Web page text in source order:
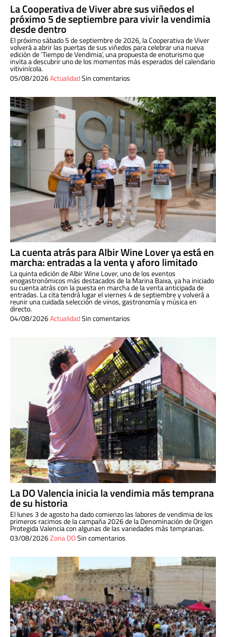
La Cooperativa de Viver abre sus viñedos el
próximo 5 de septiembre para vivir la vendimia
desde dentro
El próximo sábado 5 de septiembre de 2026, la Cooperativa de Viver
volverá a abrir las puertas de sus viñedos para celebrar una nueva
edición de ‘Tiempo de Vendimia’, una propuesta de enoturismo que
invita a descubrir uno de los momentos más esperados del calendario
vitivinícola.
05/08/2026ActualidadSin comentarios
La cuenta atrás para Albir Wine Lover ya está en
marcha: entradas a la venta y aforo limitado
La quinta edición de Albir Wine Lover, uno de los eventos
enogastronómicos más destacados de la Marina Baixa, ya ha iniciado
su cuenta atrás con la puesta en marcha de la venta anticipada de
entradas. La cita tendrá lugar el viernes 4 de septiembre y volverá a
reunir una cuidada selección de vinos, gastronomía y música en
directo.
04/08/2026ActualidadSin comentarios
La DO Valencia inicia la vendimia más temprana
de su historia
El lunes 3 de agosto ha dado comienzo las labores de vendimia de los
primeros racimos de la campaña 2026 de la Denominación de Origen
Protegida Valencia con algunas de las variedades más tempranas.
03/08/2026Zona DOSin comentarios